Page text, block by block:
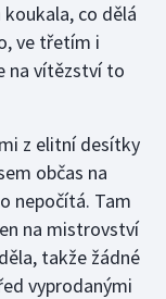
co dělá
ve třetím i
na vítězství to
z elitní desítky
občas na
nepočítá. Tam
na mistrovství
takže žádné
vyprodanými